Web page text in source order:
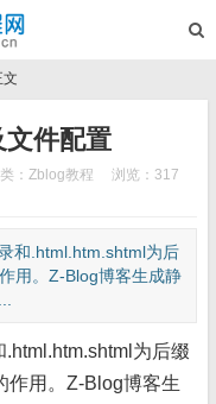
文
件配置
： Zblog教程
浏览：317
和.html.htm.shtml为后
用。Z-Blog博客生成静
为后缀
作用。Z-Blog博客生